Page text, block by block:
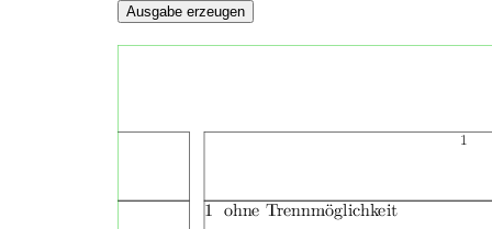
Ausgabe erzeugen